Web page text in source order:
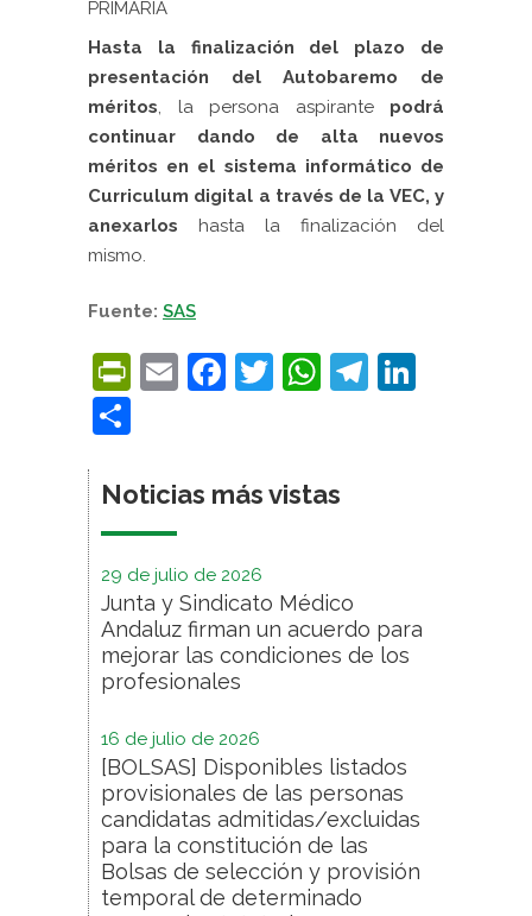
PRIMARIA
Hasta la finalización del plazo de
presentación del Autobaremo de
méritos, la persona aspirante podrá
continuar dando de alta nuevos
méritos en el sistema informático de
Curriculum digital a través de la VEC, y
anexarlos hasta la finalización del
mismo.
Fuente: SAS
PrintFriendly
EmailFacebook
Twitter
WhatsApp
Noticias más vistas
29 de julio de 2026
Junta y Sindicato Médico
Andaluz firman un acuerdo para
mejorar las condiciones de los
profesionales
16 de julio de 2026
[BOLSAS] Disponibles listados
provisionales de las personas
candidatas admitidas/excluidas
para la constitución de las
Bolsas de selección y provisión
temporal de determinado